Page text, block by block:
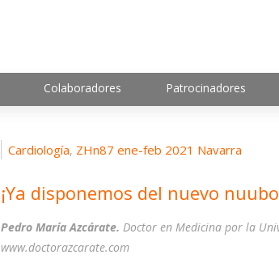
Colaboradores Patrocinadores
Cardiología, ZHn87 ene-feb 2021 Navarra
¡Ya disponemos del nuevo
Pedro María Azcárate. Doctor en Medicina por la
www.doctorazcarate.com